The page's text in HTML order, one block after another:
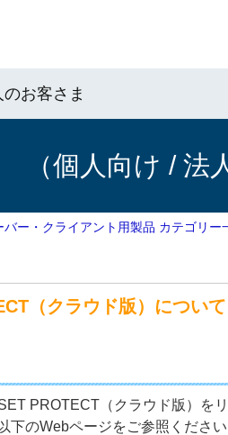
お客さま
（個人向け / 法
バー・クライアント用製品 カテゴリー
（クラウド版）について
PROTECT（クラウド版）を
下のWebページをご参照くださ